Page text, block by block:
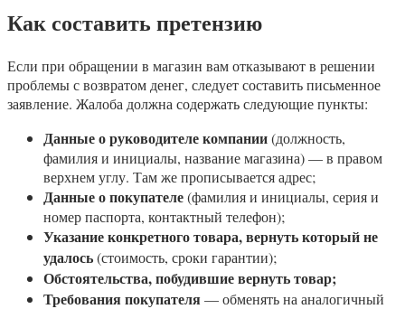
Как составить претензию
Если при обращении в магазин вам отказывают в решении
проблемы с возвратом денег, следует составить письменное
заявление. Жалоба должна содержать следующие пункты:
Данные о руководителе компании(должность,
фамилия и инициалы, название магазина) — в правом
верхнем углу. Там же прописывается адрес;
Данные о покупателе(фамилия и инициалы, серия и
номер паспорта, контактный телефон);
Указание конкретного товара, вернуть который не
удалось(стоимость, сроки гарантии);
Обстоятельства, побудившие вернуть товар;
Требования покупателя— обменять на аналогичный